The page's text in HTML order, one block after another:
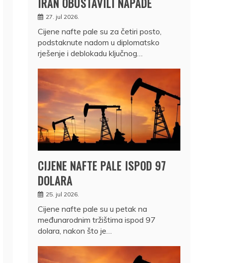
27. jul 2026.
Cijene nafte pale su za četiri posto,
podstaknute nadom u diplomatsko
rješenje i deblokadu ključnog…
CIJENE NAFTE PALE ISPOD 97
DOLARA
25. jul 2026.
Cijene nafte pale su u petak na
međunarodnim tržištima ispod 97
dolara, nakon što je…